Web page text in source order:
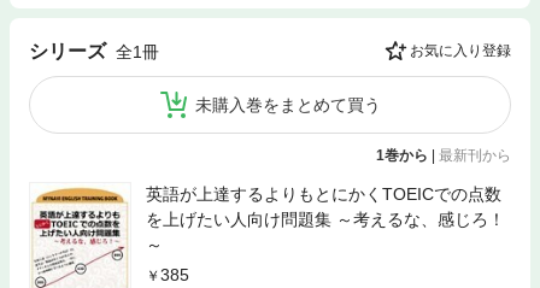
シリーズ 全1冊 お気に入り登録
未購入巻をまとめて買う
1巻から 最新刊から
英語が上達するよりもとにかくTOEICでの点数
を上げたい人向け問題集 ～考えるな、感じろ！
～
385